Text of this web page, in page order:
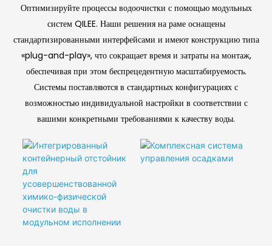
трёхступенчатом и
многоступенчатом
оптимальное количество
ступеней определяется
конкретными
условиями
требованиями к
перепаду температур.
оборудование, что
обеспечивает удобство
транспортировки и
быстрое развертывание,
способствуя более
широкому внедрению
эффективных
технологий удаления
аммиака по всему миру.
Оптимизируйте процессы водоочистки с помощью модульных
систем QILEE. Наши решения на раме оснащены
стандартизированными интерфейсами и имеют конструкцию типа
«plug-and-play», что сокращает время и затраты на монтаж,
обеспечивая при этом беспрецедентную масштабируемость.
Системы поставляются в стандартных конфигурациях с
возможностью индивидуальной настройки в соответствии с
вашими конкретными требованиями к качеству воды.